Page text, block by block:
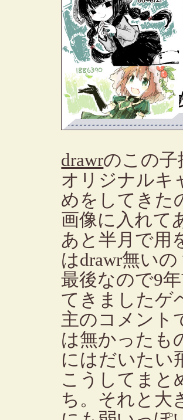
drawrのこの
オリジナルキ
めをしてきた
画像に入れて
あと半月で用
はdrawr無い
最後なので9
てきました
主のコメント
は無かったも
にはだいたい
こうしてまと
ち。それと大